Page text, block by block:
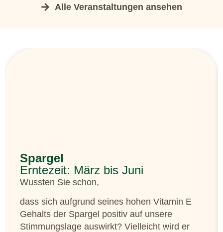
Alle Veranstaltungen ansehen
Spargel
Erntezeit: März bis Juni
Wussten Sie schon,
dass sich aufgrund seines hohen Vitamin E
Gehalts der Spargel positiv auf unsere
Stimmungslage auswirkt? Vielleicht wird er